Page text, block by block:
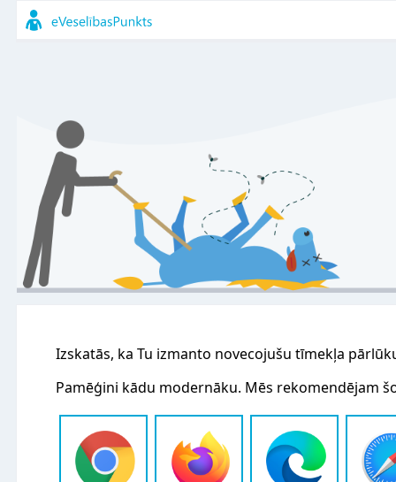
Izskatās, ka Tu izmanto novecojušu tīmekļa
Pamēģini kādu modernāku. Mēs rekomendējam